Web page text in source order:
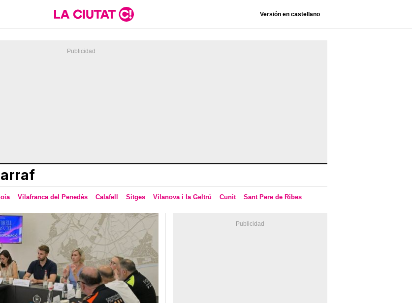
Versión en castellano
Vilafranca del Penedès Calafell Sitges Vilanova i la Geltrú Cunit Sant Pere de Ribes